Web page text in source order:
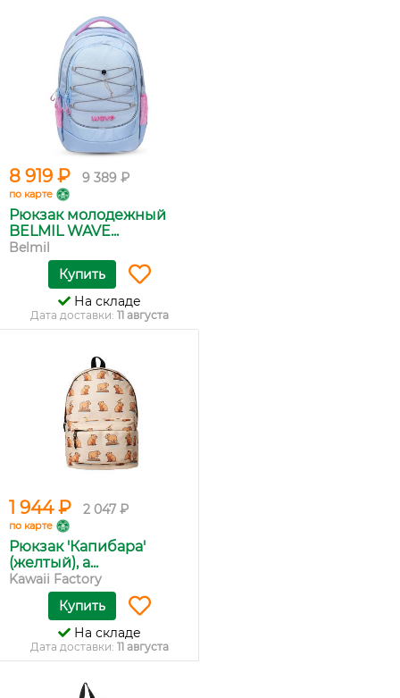
8 919 ₽ 9 389 ₽
по карте
Рюкзак молодежный
BELMIL WAVE...
Belmil
Купить
На складе
Дата доставки: 11 августа
1 944 ₽ 2 047 ₽
по карте
Рюкзак 'Капибара'
(желтый), а...
Kawaii Factory
Купить
На складе
Дата доставки: 11 августа